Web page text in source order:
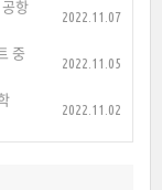
항
2022.11.07
중
2022.11.05
2022.11.02